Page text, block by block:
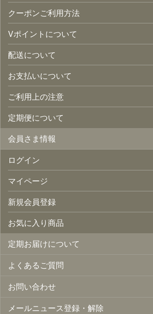
クーポンご利用方法
Vポイントについて
配送について
お支払いについて
ご利用上の注意
定期便について
会員さま情報
ログイン
マイページ
新規会員登録
お気に入り商品
定期お届けについて
よくあるご質問
お問い合わせ
メールニュース登録・解除